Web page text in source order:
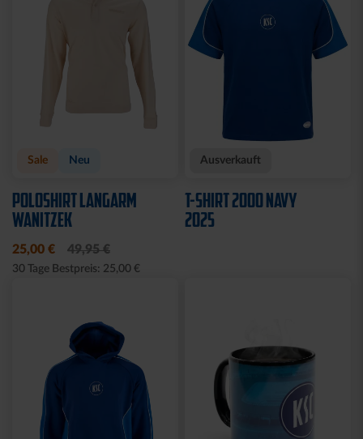
Sale Neu
POLOSHIRT LANGARM
WANITZEK
25,00 € 49,95 €
30 Tage Bestpreis: 25,00 €
Ausverkauft
T-SHIRT 2000 NAVY
2025